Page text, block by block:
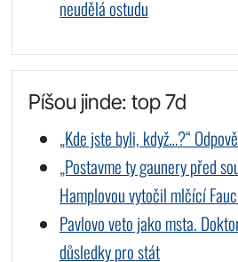
neudělá ostudu
Píšou jinde: top 7d
„Kde jste byli, když…?“
„Postavme ty gaunery před
Hamplovou vytočil mlčící
Pavlovo veto jako msta.
důsledky pro stát